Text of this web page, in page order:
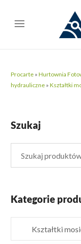
Procarte »Hurtownia
hydrauliczne »Kształtki
Szukaj
Kategorie